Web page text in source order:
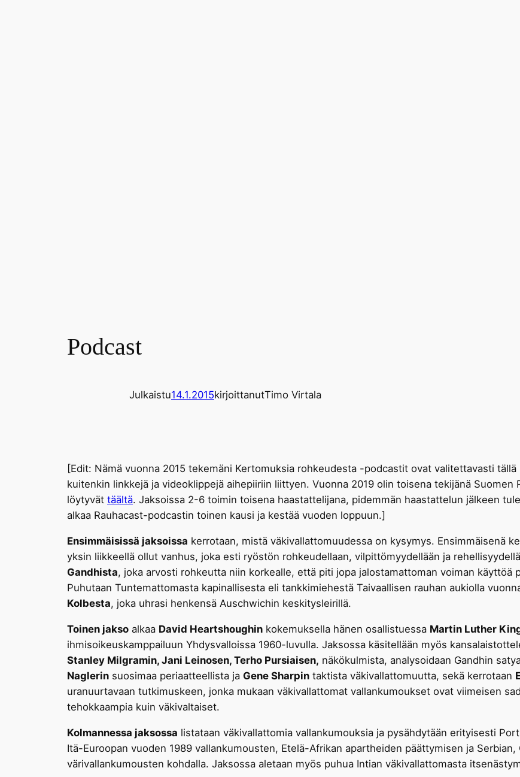
Podcast
Julkaistu14.1.2015kirjoittanutTimo Virtala
[Edit: Nämä vuonna 2015 tekemäni Kertomuksia rohkeudesta -podcastit ovat valitettavasti
kuitenkin linkkejä ja videoklippejä aihepiiriin liittyen. Vuonna 2019 olin toisena tekijänä Suomen
löytyvät täältä. Jaksoissa 2-6 toimin toisena haastattelijana, pidemmän haastattelun jälkeen
alkaa Rauhacast-podcastin toinen kausi ja kestää vuoden loppuun.]
Ensimmäisissä jaksoissa kerrotaan, mistä väkivallattomuudessa on kysymys. Ensimmäisenä
yksin liikkeellä ollut vanhus, joka esti ryöstön rohkeudellaan, vilpittömyydellään ja
Gandhista, joka arvosti rohkeutta niin korkealle, että piti jopa jalostamattoman voiman käyttöä
Puhutaan Tuntemattomasta kapinallisesta eli tankkimiehestä Taivaallisen rauhan aukiolla
Kolbesta, joka uhrasi henkensä Auschwichin keskitysleirillä.
Toinen jakso alkaa David Heartshoughin kokemuksella hänen osallistuessa Martin Luther
ihmisoikeuskamppailuun Yhdysvalloissa 1960-luvulla. Jaksossa käsitellään myös
Stanley Milgramin, Jani Leinosen, Terho Pursiaisen, näkökulmista, analysoidaan Gandhin
Naglerin suosimaa periaatteellista ja Gene Sharpin taktista väkivallattomuutta, sekä kerrotaan
uranuurtavaan tutkimuskeen, jonka mukaan väkivallattomat vallankumoukset ovat viimeisen
tehokkaampia kuin väkivaltaiset.
Kolmannessa jaksossa listataan väkivallattomia vallankumouksia ja pysähdytään erityisesti
Itä-Euroopan vuoden 1989 vallankumousten, Etelä-Afrikan apartheiden päättymisen ja Serbian,
värivallankumousten kohdalla. Jaksossa aletaan myös puhua Intian väkivallattomasta